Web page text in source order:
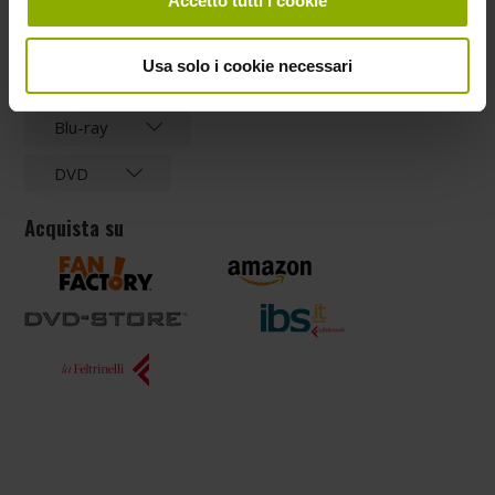
Usa solo i cookie necessari
Formato Blu-ray, DVD
Blu-ray
DVD
Acquista su